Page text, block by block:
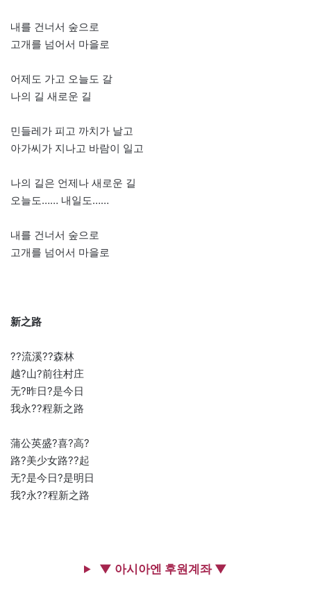
내를 건너서 숲으로
고개를 넘어서 마을로
어제도 가고 오늘도 갈
나의 길 새로운 길
민들레가 피고 까치가 날고
아가씨가 지나고 바람이 일고
나의 길은 언제나 새로운 길
오늘도…… 내일도……
내를 건너서 숲으로
고개를 넘어서 마을로
新之路
??流溪??森林
越?山?前往村庄
无?昨日?是今日
我永??程新之路
蒲公英盛?喜?高?
路?美少女路??起
无?是今日?是明日
我?永??程新之路
▼ 아시아엔 후원계좌 ▼